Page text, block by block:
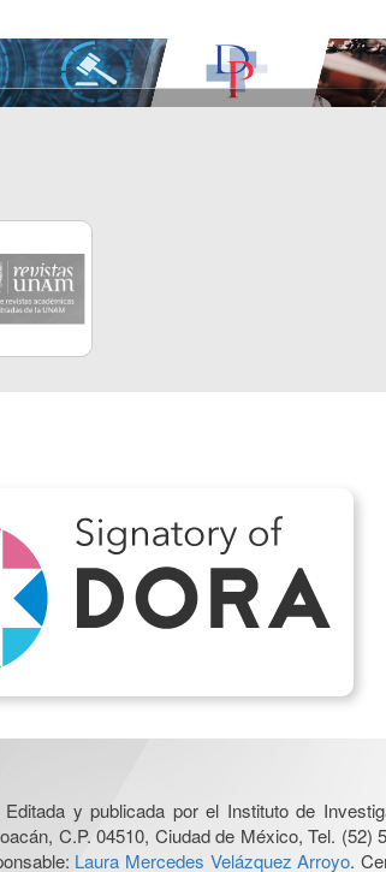
y publicada por el Instituto de
C.P. 04510, Ciudad de México, Tel. (52)
Laura Mercedes Velázquez Arroyo.